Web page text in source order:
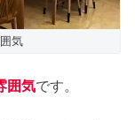
気
囲気です。